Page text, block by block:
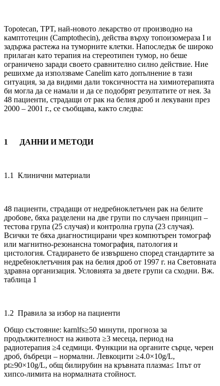
Topotecan, TPT, най-новото лекарство от производно на
камптотецин (Camptothecin), действа върху топоизомераза I и
задържа растежа на туморните клетки. Напоследък бе широко
прилаган като терапия на стереотипен тумор, но беше
ограничено заради своето сравнително силно действие. Ние
решихме да използваме Canelim като допълнение в тази
ситуация, за да видими дали токсичността на химиотерапията
би могла да се намали и да се подобрят резултатите от нея. За
48 пациенти, страдащи от рак на белия дроб и лекувани през
2000 – 2001 г., се съобщава, както следва:
1 ДАННИ И МЕТОДИ
1.1 Клинични материали
48 пациенти, страдащи от недребноклетъчен рак на белите
дробове, бяха разделени на две групи по случаен принцип –
тестова група (25 случая) и контролна група (23 случая).
Всички те бяха диагностицирани чрез компютърен томограф
или магнитно-резонансна томография, патология и
цистология. Стадирането бе извършено според стандартите за
недребноклетъчния рак на белия дроб от 1997 г. на Световната
здравна организация. Условията за двете групи са сходни. Вж.
таблица 1
1.2 Правила за избор на пациенти
Общо състояние: karnlfs≥50 минути, прогноза за
продължителност на живота ≥3 месеца, период на
радиотерапия ≥4 седмици. Функции на органите сърце, черен
дроб, бъбреци – нормални. Левкоцити ≥4.0×10g/L,
pt≥90×10g/L, общ билирубин на кръвната плазма≤ 1път от
хипсо-лимита на нормалната стойност.